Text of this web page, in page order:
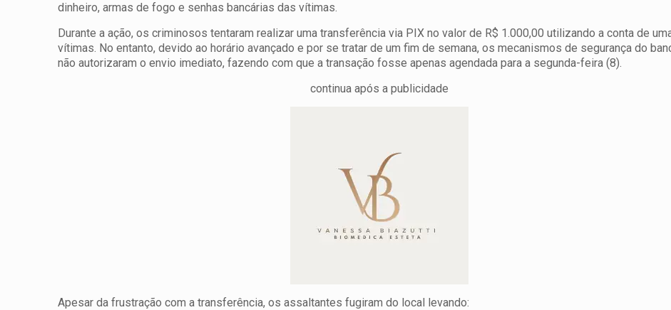
dinheiro, armas de fogo e senhas bancárias das vítimas.
Durante a ação, os criminosos tentaram realizar uma transferência via PIX no valor de R$ 1.000,00 utilizando a conta de
vítimas. No entanto, devido ao horário avançado e por se tratar de um fim de semana, os mecanismos de segurança do
não autorizaram o envio imediato, fazendo com que a transação fosse apenas agendada para a segunda-feira (8).
continua após a publicidade
Apesar da frustração com a transferência, os assaltantes fugiram do local levando: